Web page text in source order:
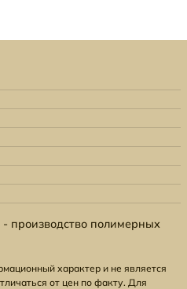
полимерных
характер и не является
от цен по факту. Для